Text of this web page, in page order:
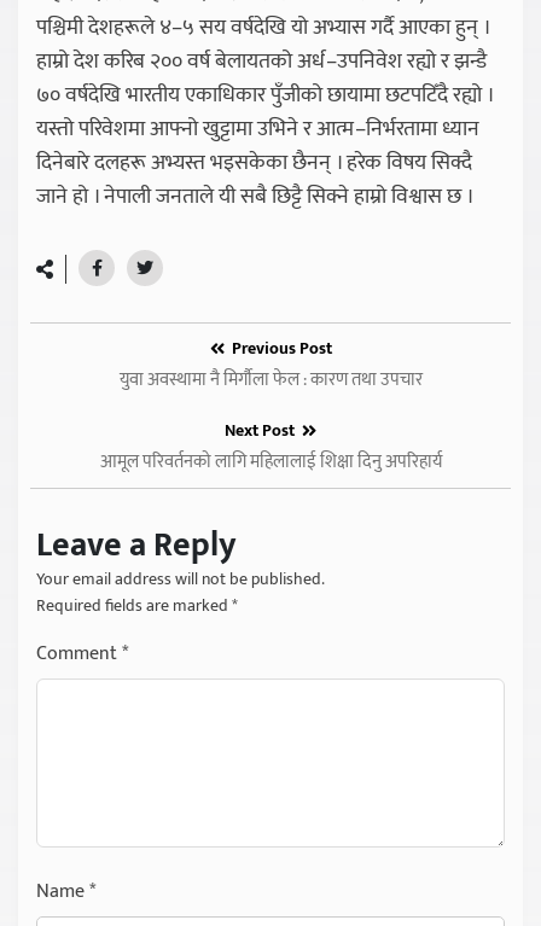
पश्चिमी देशहरूले ४–५ सय वर्षदेखि यो अभ्यास गर्दै आएका हुन् ।
हाम्रो देश करिब २०० वर्ष बेलायतको अर्ध–उपनिवेश रह्यो र झन्डै
७० वर्षदेखि भारतीय एकाधिकार पुँजीको छायामा छटपटिँदै रह्यो ।
यस्तो परिवेशमा आफ्नो खुट्टामा उभिने र आत्म–निर्भरतामा ध्यान
दिनेबारे दलहरू अभ्यस्त भइसकेका छैनन् । हरेक विषय सिक्दै
जाने हो । नेपाली जनताले यी सबै छिट्टै सिक्ने हाम्रो विश्वास छ ।
Previous Post
युवा अवस्थामा नै मिर्गौला फेल : कारण तथा उपचार
Next Post
आमूल परिवर्तनको लागि महिलालाई शिक्षा दिनु अपरिहार्य
Leave a Reply
Your email address will not be published.
Required fields are marked*
Comment*
Name*